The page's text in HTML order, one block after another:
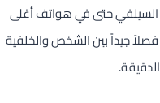
السيلفي حتى في هواتف أغلى
فصلاً جيداً بين الشخص والخلفية